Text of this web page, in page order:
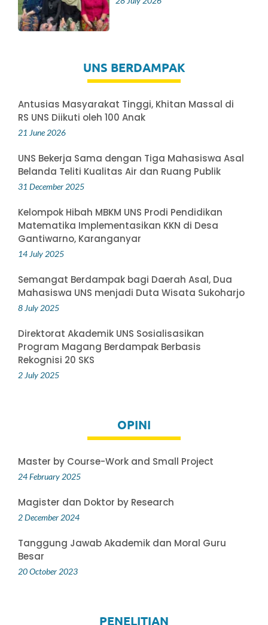
UNS BERDAMPAK
Antusias Masyarakat Tinggi, Khitan Massal di
RS UNS Diikuti oleh 100 Anak
21 June 2026
UNS Bekerja Sama dengan Tiga Mahasiswa Asal
Belanda Teliti Kualitas Air dan Ruang Publik
31 December 2025
Kelompok Hibah MBKM UNS Prodi Pendidikan
Matematika Implementasikan KKN di Desa
Gantiwarno, Karanganyar
14 July 2025
Semangat Berdampak bagi Daerah Asal, Dua
Mahasiswa UNS menjadi Duta Wisata Sukoharjo
8 July 2025
Direktorat Akademik UNS Sosialisasikan
Program Magang Berdampak Berbasis
Rekognisi 20 SKS
2 July 2025
OPINI
Master by Course-Work and Small Project
24 February 2025
Magister dan Doktor by Research
2 December 2024
Tanggung Jawab Akademik dan Moral Guru
Besar
20 October 2023
PENELITIAN